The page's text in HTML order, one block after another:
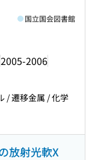
2005-2006
国立国会図書館
/ 遷移金属 / 化学
放射光軟X